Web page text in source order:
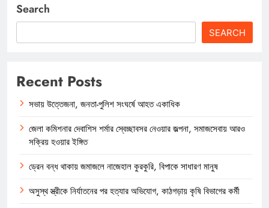
Search
SEARCH
Recent Posts
সভায় উত্তেজনা, জনতা-পুলিশ সংঘর্ষে আহত একাধিক
জেলা কমিশনার দেবাশিস শর্মার স্বেচ্ছাবসর নেওয়ার জল্পনা, সমাজসেবায় আরও
সক্রিয় হওয়ার ইঙ্গিত
ড্রেন বন্ধ থাকায় জমাজলে নাজেহাল কুরকুরি, বিপাকে সাধারণ মানুষ
অসুস্থ স্ত্রীকে নির্যাতনের পর হত্যার অভিযোগ, কাঠগড়ায় কৃষি বিভাগের কর্মী